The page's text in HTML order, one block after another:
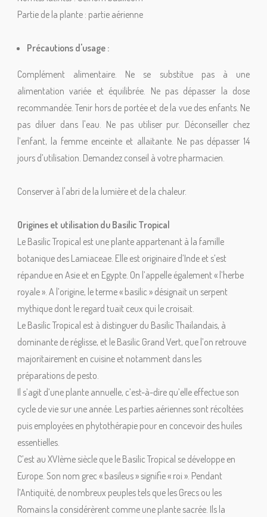
Partie de la plante : partie aérienne
Précautions d'usage :
Complément alimentaire. Ne se substitue pas à une
alimentation variée et équilibrée. Ne pas dépasser la dose
recommandée. Tenir hors de portée et de la vue des enfants. Ne
pas diluer dans l'eau. Ne pas utiliser pur. Déconseiller chez
l’enfant, la femme enceinte et allaitante. Ne pas dépasser 14
jours d’utilisation. Demandez conseil à votre pharmacien.
Conserver à l'abri de la lumière et de la chaleur.
Origines et utilisation du Basilic Tropical
Le Basilic Tropical est une plante appartenant à la famille
botanique des Lamiaceae. Elle est originaire d’Inde et s’est
répandue en Asie et en Egypte. On l’appelle également « l’herbe
royale ». A l’origine, le terme « basilic » désignait un serpent
mythique dont le regard tuait ceux qui le croisait.
Le Basilic Tropical est à distinguer du Basilic Thailandais, à
dominante de réglisse, et le Basilic Grand Vert, que l’on retrouve
majoritairement en cuisine et notamment dans les
préparations de pesto.
Il s’agit d’une plante annuelle, c’est-à-dire qu’elle effectue son
cycle de vie sur une année. Les parties aériennes sont récoltées
puis employées en phytothérapie pour en concevoir des huiles
essentielles.
C’est au XVIème siècle que le Basilic Tropical se développe en
Europe. Son nom grec « basileus » signifie « roi ». Pendant
l’Antiquité, de nombreux peuples tels que les Grecs ou les
Romains la considérèrent comme une plante sacrée. Ils la